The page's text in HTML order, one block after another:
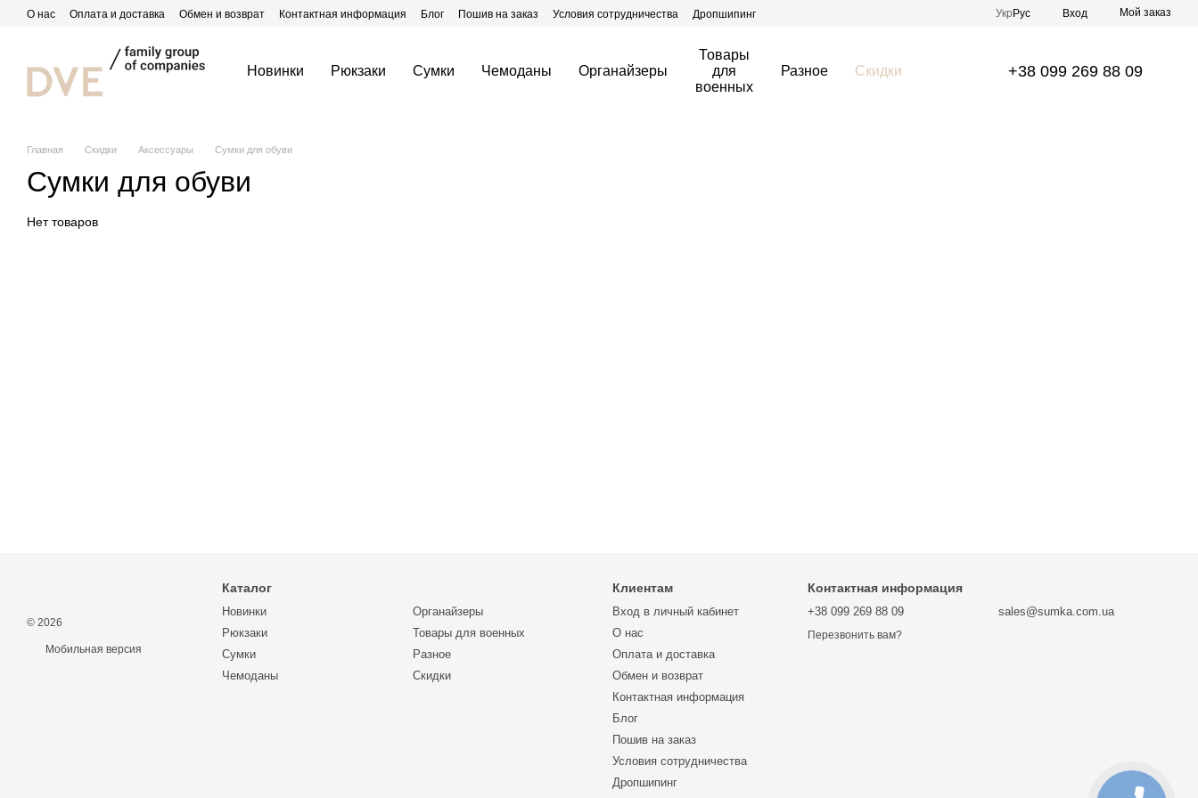
Перейти к основному контенту
О нас Оплата и доставка Обмен и возврат Контактная информация Блог Пошив на заказ Условия сотрудничества Дропшипинг Укр Рус Вход Мой заказ
Новинки Рюкзаки Сумки Чемоданы Органайзеры
Товары
для
военных
Разное Скидки +38 099 269 88 09
Главная Скидки Аксессуары Сумки для обуви
Сумки для обуви
Нет товаров
© 2026
Мобильная версия
Каталог
Новинки
Рюкзаки
Сумки
Чемоданы
Органайзеры
Товары для военных
Разное
Скидки
Клиентам
Вход в личный кабинет
О нас
Оплата и доставка
Обмен и возврат
Контактная информация
Блог
Пошив на заказ
Условия сотрудничества
Дропшипинг
Контактная информация
+38 099 269 88 09
Перезвонить вам?
sales@sumka.com.ua